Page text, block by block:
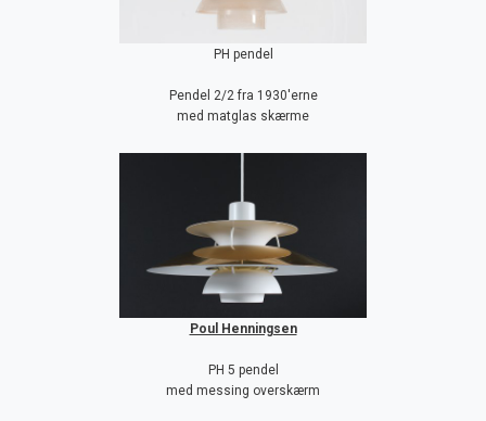
PH pendel
Pendel 2/2 fra 1930'erne
med matglas skærme
Poul Henningsen
PH 5 pendel
med messing overskærm